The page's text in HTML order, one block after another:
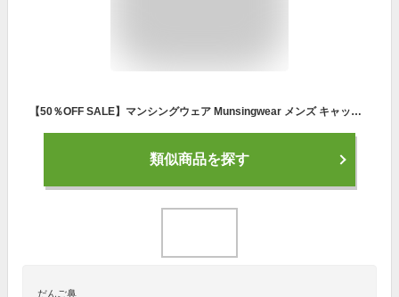
【50％OFF SALE】マンシングウェア Munsingwear メンズ キャップ 耳当て付キャップ フリース調素材 保温 フリース耳当て エンボス加工 立体ロゴ刺繍 ゴルフ
類似商品を探す
だんご鼻